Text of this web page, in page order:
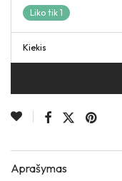
Liko tik 1
Kiekis
Aprašymas